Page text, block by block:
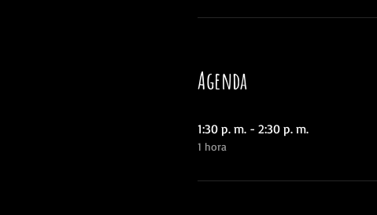
Agenda
1:30 p. m. - 2:30 p. m.
1 hora